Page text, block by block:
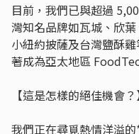
目前，我們已與超過
灣知名品牌如瓦城、欣葉
小紐約披薩及台灣鹽酥
著成為亞太地區
【這是怎樣的絕佳機會？
我們正在尋覓熱情洋溢